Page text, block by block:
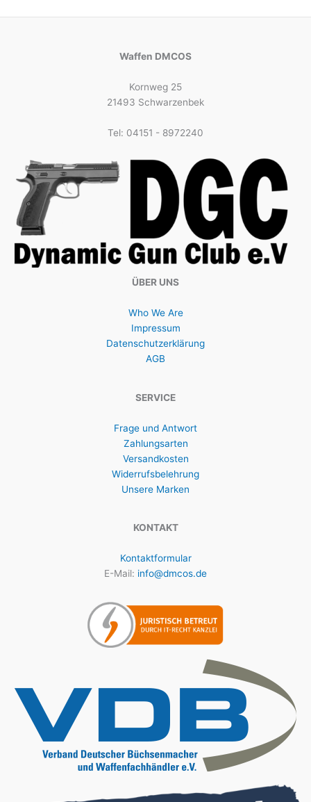
Waffen DMCOS
Kornweg 25
21493 Schwarzenbek
Tel: 04151 - 8972240
ÜBER UNS
Who We Are
Impressum
Datenschutzerklärung
AGB
SERVICE
Frage und Antwort
Zahlungsarten
Versandkosten
Widerrufsbelehrung
Unsere Marken
KONTAKT
Kontaktformular
E-Mail: info@dmcos.de